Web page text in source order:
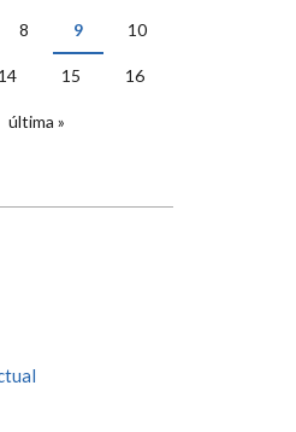
8 9 10
14 15 16
última »